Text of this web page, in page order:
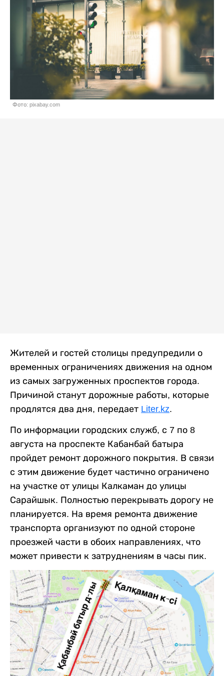
Фото: pixabay.com
Жителей и гостей столицы предупредили о
временных ограничениях движения на одном
из самых загруженных проспектов города.
Причиной станут дорожные работы, которые
продлятся два дня, передает Liter.kz.
По информации городских служб, с 7 по 8
августа на проспекте Кабанбай батыра
пройдет ремонт дорожного покрытия. В связи
с этим движение будет частично ограничено
на участке от улицы Калкаман до улицы
Сарайшык. Полностью перекрывать дорогу не
планируется. На время ремонта движение
транспорта организуют по одной стороне
проезжей части в обоих направлениях, что
может привести к затруднениям в часы пик.